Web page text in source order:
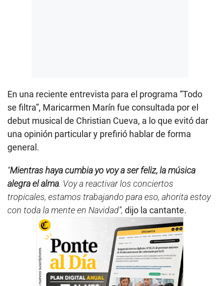
En una reciente entrevista para el programa “Todo
se filtra”, Maricarmen Marín fue consultada por el
debut musical de Christian Cueva, a lo que evitó dar
una opinión particular y prefirió hablar de forma
general.
“Mientras haya cumbia yo voy a ser feliz, la música
alegra el alma. Voy a reactivar los conciertos
tropicales, estamos trabajando para eso, ahorita estoy
con toda la mente en Navidad”, dijo la cantante.